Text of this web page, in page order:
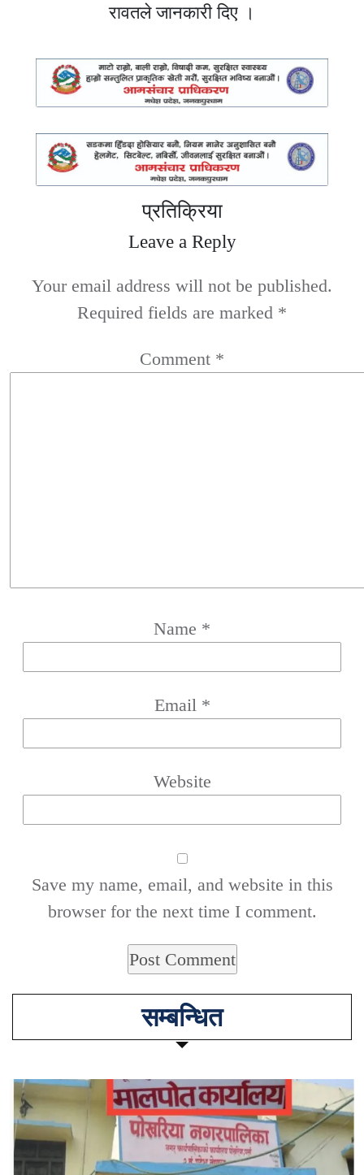
रावतले जानकारी दिए ।
प्रतिक्रिया
Leave a Reply
Your email address will not be published.
Required fields are marked *
Comment *
Name *
Email *
Website
Save my name, email, and website in this
browser for the next time I comment.
सम्बन्धित